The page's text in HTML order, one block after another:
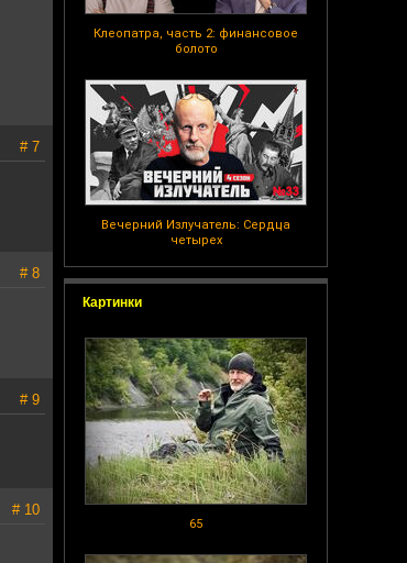
Клеопатра, часть 2: финансовое
болото
Вечерний Излучатель: Сердца
четырех
Картинки
65
# 7
# 8
# 9
# 10